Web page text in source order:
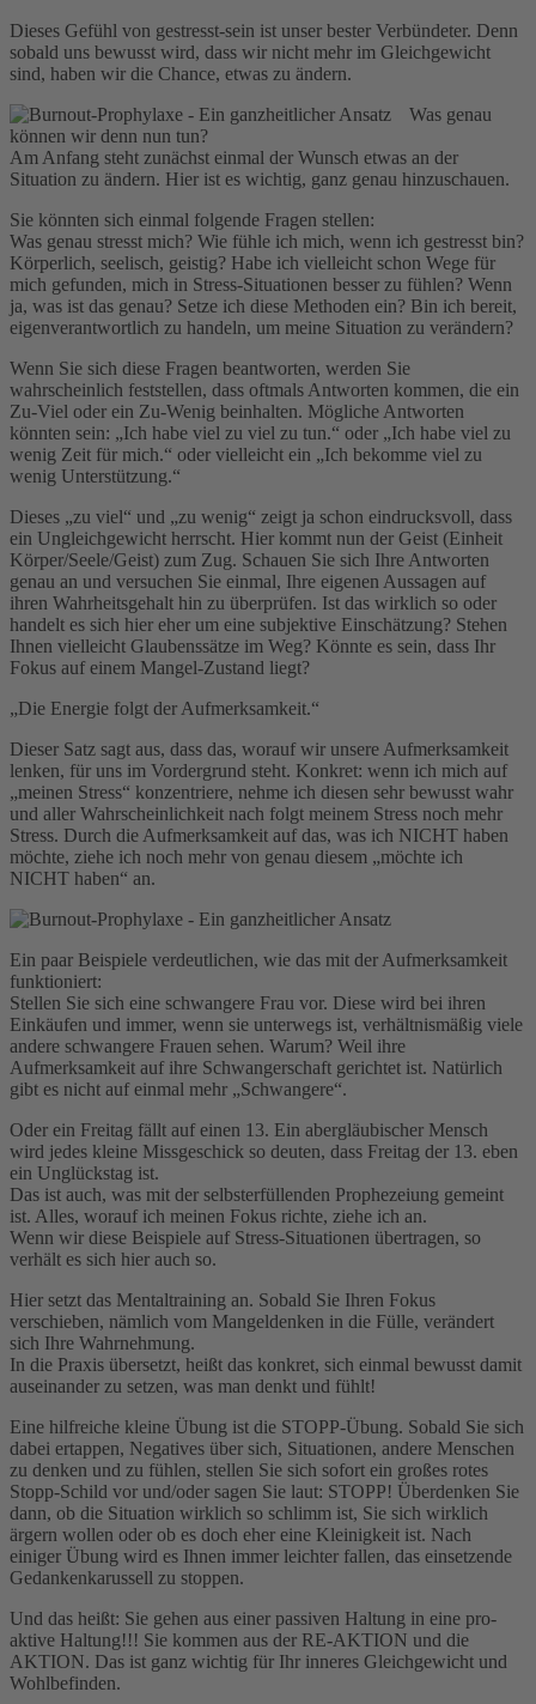
Dieses Gefühl von gestresst-sein ist unser bester Verbündeter. Denn
sobald uns bewusst wird, dass wir nicht mehr im Gleichgewicht
sind, haben wir die Chance, etwas zu ändern.
Was genau
können wir denn nun tun?
Am Anfang steht zunächst einmal der Wunsch etwas an der
Situation zu ändern. Hier ist es wichtig, ganz genau hinzuschauen.
Sie könnten sich einmal folgende Fragen stellen:
Was genau stresst mich? Wie fühle ich mich, wenn ich gestresst bin?
Körperlich, seelisch, geistig? Habe ich vielleicht schon Wege für
mich gefunden, mich in Stress-Situationen besser zu fühlen? Wenn
ja, was ist das genau? Setze ich diese Methoden ein? Bin ich bereit,
eigenverantwortlich zu handeln, um meine Situation zu verändern?
Wenn Sie sich diese Fragen beantworten, werden Sie
wahrscheinlich feststellen, dass oftmals Antworten kommen, die ein
Zu-Viel oder ein Zu-Wenig beinhalten. Mögliche Antworten
könnten sein: „Ich habe viel zu viel zu tun.“ oder „Ich habe viel zu
wenig Zeit für mich.“ oder vielleicht ein „Ich bekomme viel zu
wenig Unterstützung.“
Dieses „zu viel“ und „zu wenig“ zeigt ja schon eindrucksvoll, dass
ein Ungleichgewicht herrscht. Hier kommt nun der Geist (Einheit
Körper/Seele/Geist) zum Zug. Schauen Sie sich Ihre Antworten
genau an und versuchen Sie einmal, Ihre eigenen Aussagen auf
ihren Wahrheitsgehalt hin zu überprüfen. Ist das wirklich so oder
handelt es sich hier eher um eine subjektive Einschätzung? Stehen
Ihnen vielleicht Glaubenssätze im Weg? Könnte es sein, dass Ihr
Fokus auf einem Mangel-Zustand liegt?
„Die Energie folgt der Aufmerksamkeit.“
Dieser Satz sagt aus, dass das, worauf wir unsere Aufmerksamkeit
lenken, für uns im Vordergrund steht. Konkret: wenn ich mich auf
„meinen Stress“ konzentriere, nehme ich diesen sehr bewusst wahr
und aller Wahrscheinlichkeit nach folgt meinem Stress noch mehr
Stress. Durch die Aufmerksamkeit auf das, was ich NICHT haben
möchte, ziehe ich noch mehr von genau diesem „möchte ich
NICHT haben“ an.
Ein paar Beispiele verdeutlichen, wie das mit der Aufmerksamkeit
funktioniert:
Stellen Sie sich eine schwangere Frau vor. Diese wird bei ihren
Einkäufen und immer, wenn sie unterwegs ist, verhältnismäßig viele
andere schwangere Frauen sehen. Warum? Weil ihre
Aufmerksamkeit auf ihre Schwangerschaft gerichtet ist. Natürlich
gibt es nicht auf einmal mehr „Schwangere“.
Oder ein Freitag fällt auf einen 13. Ein abergläubischer Mensch
wird jedes kleine Missgeschick so deuten, dass Freitag der 13. eben
ein Unglückstag ist.
Das ist auch, was mit der selbsterfüllenden Prophezeiung gemeint
ist. Alles, worauf ich meinen Fokus richte, ziehe ich an.
Wenn wir diese Beispiele auf Stress-Situationen übertragen, so
verhält es sich hier auch so.
Hier setzt das Mentaltraining an. Sobald Sie Ihren Fokus
verschieben, nämlich vom Mangeldenken in die Fülle, verändert
sich Ihre Wahrnehmung.
In die Praxis übersetzt, heißt das konkret, sich einmal bewusst damit
auseinander zu setzen, was man denkt und fühlt!
Eine hilfreiche kleine Übung ist die STOPP-Übung. Sobald Sie sich
dabei ertappen, Negatives über sich, Situationen, andere Menschen
zu denken und zu fühlen, stellen Sie sich sofort ein großes rotes
Stopp-Schild vor und/oder sagen Sie laut: STOPP! Überdenken Sie
dann, ob die Situation wirklich so schlimm ist, Sie sich wirklich
ärgern wollen oder ob es doch eher eine Kleinigkeit ist. Nach
einiger Übung wird es Ihnen immer leichter fallen, das einsetzende
Gedankenkarussell zu stoppen.
Und das heißt: Sie gehen aus einer passiven Haltung in eine pro-
aktive Haltung!!! Sie kommen aus der RE-AKTION und die
AKTION. Das ist ganz wichtig für Ihr inneres Gleichgewicht und
Wohlbefinden.